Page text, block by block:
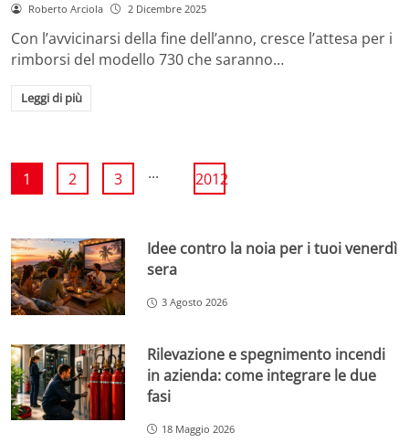
Roberto Arciola 2 Dicembre 2025
Con l’avvicinarsi della fine dell’anno, cresce l’attesa per i
rimborsi del modello 730 che saranno…
Leggi di più
1 2 3 ... 2012
Idee contro la noia per i tuoi venerdì
sera
3 Agosto 2026
Rilevazione e spegnimento incendi
in azienda: come integrare le due
fasi
18 Maggio 2026